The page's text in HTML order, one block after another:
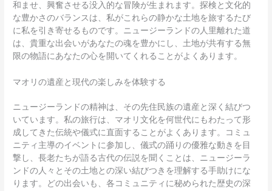
和ませ、興奮させる没入的な冒険が生まれます。探検と文化的
な豊かさのバランスは、私がこれらの静かな土地を旅するたび
に私を引き寄せるものです。ニュージーランドの人里離れた道
は、貴重な出会いがあなたの魂を豊かにし、土地が共有する無
限の物語にあなたの心を開いてくれることがよくあります。
マオリの遺産と現代の楽しみを体験する
ニュージーランドの精神は、その先住民族の遺産と深く結びつ
いています。私の旅行は、マオリ文化を何世代にもわたって形
成してきた伝統や儀式に直面することがよくあります。コミュ
ニティ主導のイベントに参加し、儀式の踊りの優雅な動きを目
撃し、長老たちが語る古代の伝説を聞くことは、ニュージーラ
ンドの人々とその土地との深い結びつきを理解する手助けにな
ります。どの出会いも、各コミュニティに秘められた歴史の深